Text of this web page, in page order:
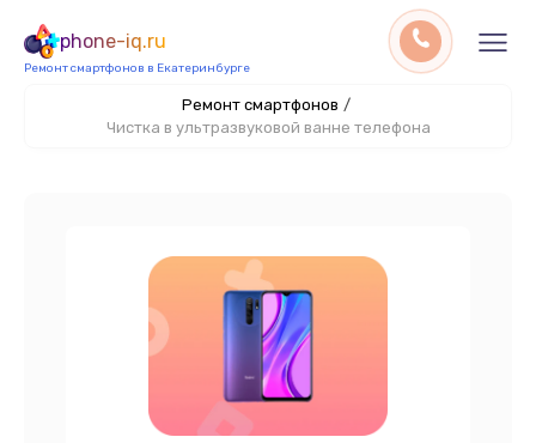
phone-iq.ru
Ремонт смартфонов в Екатеринбурге
Ремонт смартфонов /
Чистка в ультразвуковой ванне телефона